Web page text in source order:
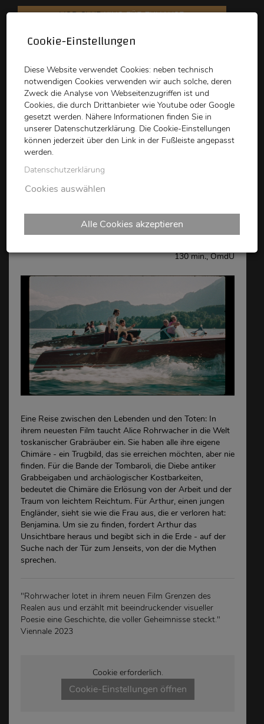
VOD CLUBKINO FÜR ZUHAUSE
schikaneder
Top Kino
schikaneder CLUB
130 min., OmdU
Eine Reise zwischen den Lebenden und den Toten: In
ihrem neuesten Film taucht Alice Rohrwacher in die Welt
toskanischer Grabräuber ein. Sie haben alle ihre eigene
Chimäre - ein Trugbild, das sie erreichen möchten, aber nie
finden. Für die Bande der Tombaroli, die Diebe antiker
Grabbeigaben und archäologischer Kostbarkeiten,
bedeutet die Chimäre die Erlösung von der Arbeit und der
Traum von leichtem Reichtum. Für Arthur, einen jungen
Engländer, sieht sie wie die Frau aus, die er verloren hat:
Benjamina. Um sie zu finden, fordert Arthur das
Unsichtbare heraus und begibt sich in die Erde - auf der
Suche nach der Tür zum Jenseits, von der die Mythen
sprechen.
"Rohrwacher lotet in ihrem neuen Film Grenzen des
Realen aus und erzählt mit beeindruckender visueller
Poesie eine Geschichte, die voller Geheimnisse steckt."
Viennale 2023
Cookie erforderlich.
Cookie-Einstellungen öffnen
Cookie-Einstellungen
Diese Website verwendet Cookies: neben technisch
notwendigen Cookies verwenden wir auch solche, deren
Zweck die Analyse von Webseitenzugriffen ist und
Cookies, die durch Drittanbieter wie Youtube oder Google
gesetzt werden. Nähere Informationen finden Sie in
unserer Datenschutzerklärung. Die Cookie-Einstellungen
können jederzeit über den Link in der Fußleiste angepasst
werden.
Datenschutzerklärung
Cookies auswählen
Alle Cookies akzeptieren